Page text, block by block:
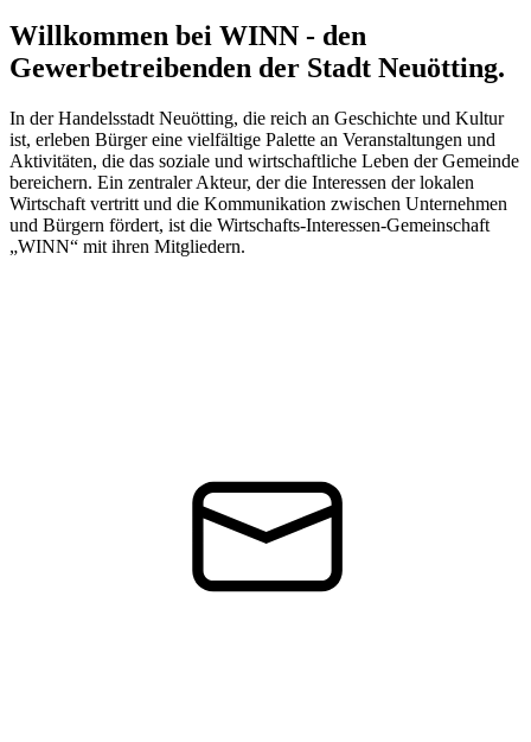
Willkommen bei WINN - den
Gewerbetreibenden der Stadt Neuötting.
In der Handelsstadt Neuötting, die reich an Geschichte und Kultur
ist, erleben Bürger eine vielfältige Palette an Veranstaltungen und
Aktivitäten, die das soziale und wirtschaftliche Leben der Gemeinde
bereichern. Ein zentraler Akteur, der die Interessen der lokalen
Wirtschaft vertritt und die Kommunikation zwischen Unternehmen
und Bürgern fördert, ist die Wirtschafts-Interessen-Gemeinschaft
„WINN“ mit ihren Mitgliedern.